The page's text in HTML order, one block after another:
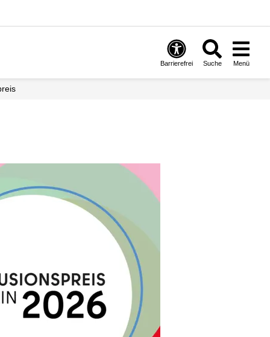
Barrierefrei Suche Menü